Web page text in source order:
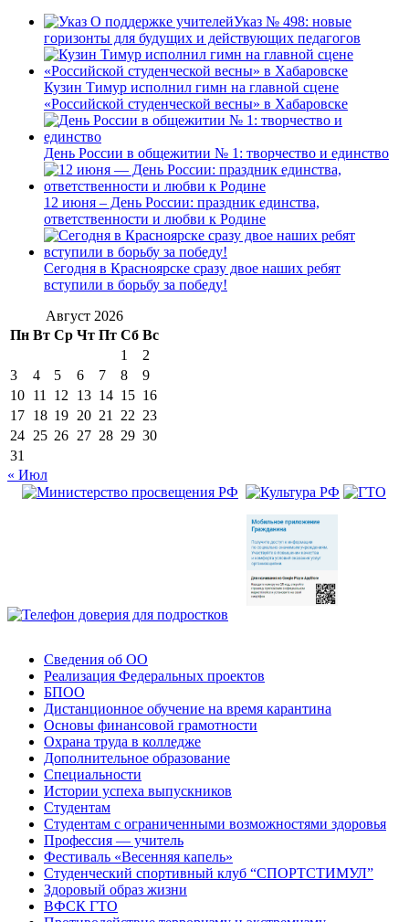
Указ № 498: новые
горизонты для будущих и действующих педагогов
Кузин Тимур исполнил гимн на главной сцене
«Российской студенческой весны» в Хабаровске
День России в общежитии № 1: творчество и единство
12 июня – День России: праздник единства,
ответственности и любви к Родине
Сегодня в Красноярске сразу двое наших ребят
вступили в борьбу за победу!
Август 2026
Пн Вт Ср Чт Пт Сб Вс
1
2
3
4 5 6 7 8
9
10 11 12 13 14 15 16
17 18 19 20 21 22 23
24 25 26 27 28 29 30
31
« Июл
Сведения об ОО
Реализация Федеральных проектов
БПОО
Дистанционное обучение на время карантина
Основы финансовой грамотности
Охрана труда в колледже
Дополнительное образование
Специальности
Истории успеха выпускников
Студентам
Студентам с ограниченными возможностями здоровья
Профессия — учитель
Фестиваль «Весенняя капель»
Студенческий спортивный клуб “СПОРТСТИМУЛ”
Здоровый образ жизни
ВФСК ГТО